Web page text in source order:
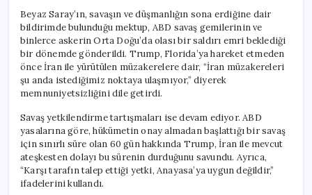
Beyaz Saray’ın, savaşın ve düşmanlığın sona erdiğine dair
bildirimde bulunduğu mektup, ABD savaş gemilerinin ve
binlerce askerin Orta Doğu’da olası bir saldırı emri beklediği
bir dönemde gönderildi. Trump, Florida’ya hareket etmeden
önce İran ile yürütülen müzakerelere dair, “İran müzakereleri
şu anda istediğimiz noktaya ulaşmıyor,” diyerek
memnuniyetsizliğini dile getirdi.
Savaş yetkilendirme tartışmaları ise devam ediyor. ABD
yasalarına göre, hükümetin onay almadan başlattığı bir savaş
için sınırlı süre olan 60 gün hakkında Trump, İran ile mevcut
ateşkesten dolayı bu sürenin durduğunu savundu. Ayrıca,
“Karşı tarafın talep ettiği yetki, Anayasa’ya uygun değildir,”
ifadelerini kullandı.